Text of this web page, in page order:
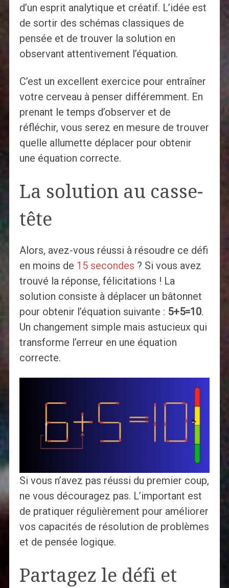
d’un esprit analytique et créatif. L’idée est
de sortir des schémas classiques de
pensée et de trouver la solution en
observant attentivement l’équation.
C’est un excellent exercice pour entraîner
votre cerveau à penser différemment. En
prenant le temps d’observer et de
réfléchir, vous serez en mesure de trouver
quelle allumette déplacer pour obtenir
une équation correcte.
La solution au casse-
tête
Alors, avez-vous réussi à résoudre ce défi
en moins de 15 secondes ? Si vous avez
trouvé la réponse, félicitations ! La
solution consiste à déplacer un bâtonnet
pour obtenir l’équation suivante : 5+5=10.
Un changement simple mais astucieux qui
transforme l’erreur en une équation
correcte.
Si vous n’avez pas réussi du premier coup,
ne vous découragez pas. L’important est
de pratiquer régulièrement pour améliorer
vos capacités de résolution de problèmes
et de pensée logique.
Partagez le défi et